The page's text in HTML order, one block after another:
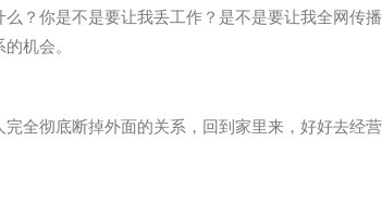
？你是不是要让我丢工作？是不是要让我全网传
机会。
全彻底断掉外面的关系，回到家里来，好好去经